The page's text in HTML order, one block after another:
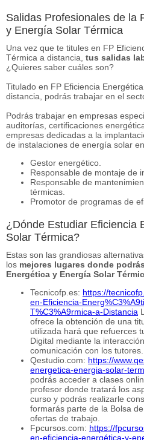
Salidas Profesionales de la
y Energía Solar Térmica
Una vez que te titules en FP
Térmica a distancia, tus salidas
¿Quieres saber cuáles son?
Titulado en FP Eficiencia
distancia, podrás trabajar en el
Podrás trabajar en empresas
auditorías, certificaciones
empresas dedicadas a la
de instalaciones de energía solar
Gestor energético.
Responsable de montaje de
Responsable de
térmicas.
Promotor de programas de
¿Dónde Estudiar Eficiencia
Solar Térmica?
Estas son las grandiosas
los mejores lugares donde
Energética y Energía Solar
Tecnicofp.es: https://
en-Eficiencia-
T%C3%A9rmica-a-Distancia
ofrece la obtención de una
utilizada hará que refuerces
Digital mediante la
comunicación con los tutores.
Qestudio.com: https://
energetica-energia-solar-
podrás acceder a clases
profesor donde tratará los
curso y podrás realizarle
formarás parte de la Bolsa
ofertas de trabajo.
Fpcursos.com: https://
en-eficiencia-energética-y-